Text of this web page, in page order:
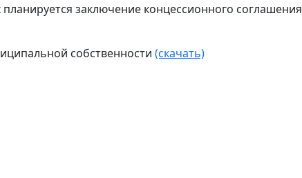
заключение концессионного соглашения
собственности (скачать)